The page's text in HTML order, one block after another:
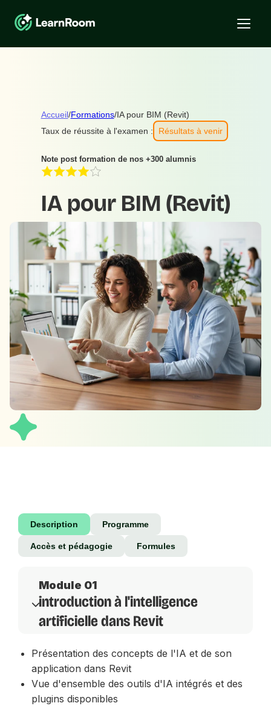
Accueil/Formations/IA pour BIM (Revit)
Taux de réussite à l'examen :
Résultats à venir
Note post formation de nos +300 alumnis
IA pour BIM (Revit)
Description Programme
Accès et pédagogie Formules
Module 01
introduction à l'intelligence
artificielle dans Revit
Présentation des concepts de l'IA et de son
application dans Revit
Vue d'ensemble des outils d'IA intégrés et des
plugins disponibles